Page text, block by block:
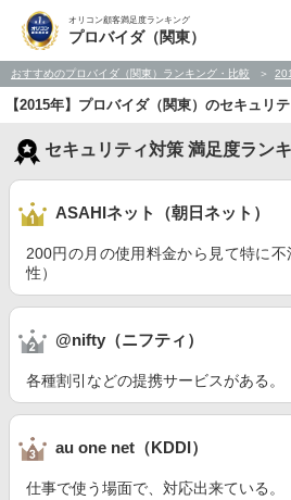
オリコン顧客満足度ランキング
プロバイダ（関東）
おすすめのプロバイダ（関東）ランキング・比較
【2015年】プロバイダ（関東）のセキュリ
セキュリティ対策 満足度ラン
ASAHIネット（朝日ネット）
200円の月の使用料金から見て特に
性）
@nifty（ニフティ）
各種割引などの提携サービスがある。
au one net（KDDI）
仕事で使う場面で、対応出来ている。